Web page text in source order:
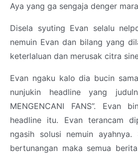
Aya yang ga sengaja denger
Disela syuting Evan selalu
nemuin Evan dan bilang yang
keterlaluan dan merusak citra
Evan ngaku kalo dia bucin
nunjukin headline yang
MENGENCANI FANS”. Evan
headline itu. Evan terancam
ngasih solusi nemuin ayahnya.
bertunangan maka semua